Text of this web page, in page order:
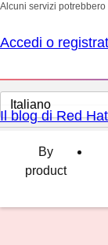
Alcuni servizi
Accedi o
Cambia
lingua
Il blog di Red Hat
By
product